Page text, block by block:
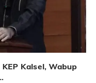
Kalsel, Wabup